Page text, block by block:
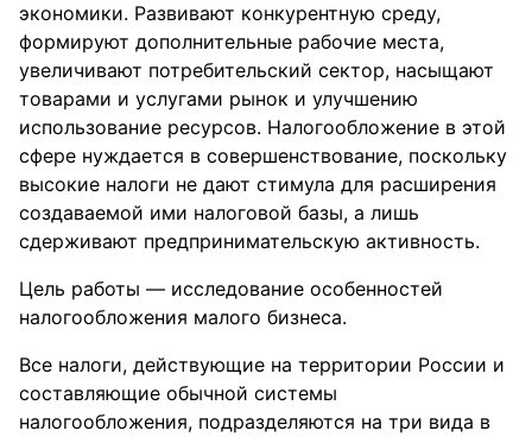
экономики. Развивают конкурентную среду,
формируют дополнительные рабочие места,
увеличивают потребительский сектор, насыщают
товарами и услугами рынок и улучшению
использование ресурсов. Налогообложение в этой
сфере нуждается в совершенствование, поскольку
высокие налоги не дают стимула для расширения
создаваемой ими налоговой базы, а лишь
сдерживают предпринимательскую активность.
Цель работы — исследование особенностей
налогообложения малого бизнеса.
Все налоги, действующие на территории России и
составляющие обычной системы
налогообложения, подразделяются на три вида в